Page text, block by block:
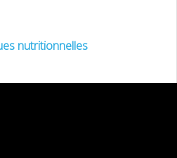
nutritionnelles